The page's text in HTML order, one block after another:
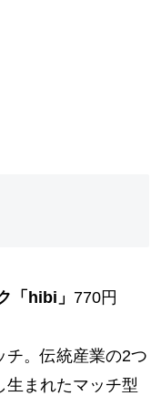
「hibi」 770円
チ。伝統産業の2つ
生まれたマッチ型